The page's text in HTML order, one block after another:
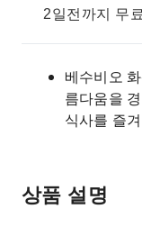
2일전까지 무
베수비오
름다움을
식사를 즐
상품 설명